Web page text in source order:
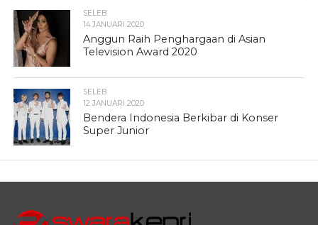
SELEB
14 JANUARI 2020
Anggun Raih Penghargaan di Asian
Television Award 2020
SELEB
12 JANUARI 2020
Bendera Indonesia Berkibar di Konser
Super Junior